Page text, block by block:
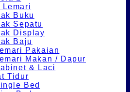
Lemari
Buku
Sepatu
Display
Baju
Pakaian
Makan / Dapur
& Laci
Tidur
Bed